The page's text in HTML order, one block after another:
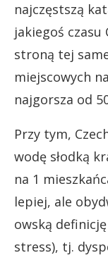
najczęstszą
jakiegoś czasu
stroną tej
miejscowych
najgorsza od
Przy tym,
wodę słodką
na 1
lepiej, ale
owską
stress), tj.